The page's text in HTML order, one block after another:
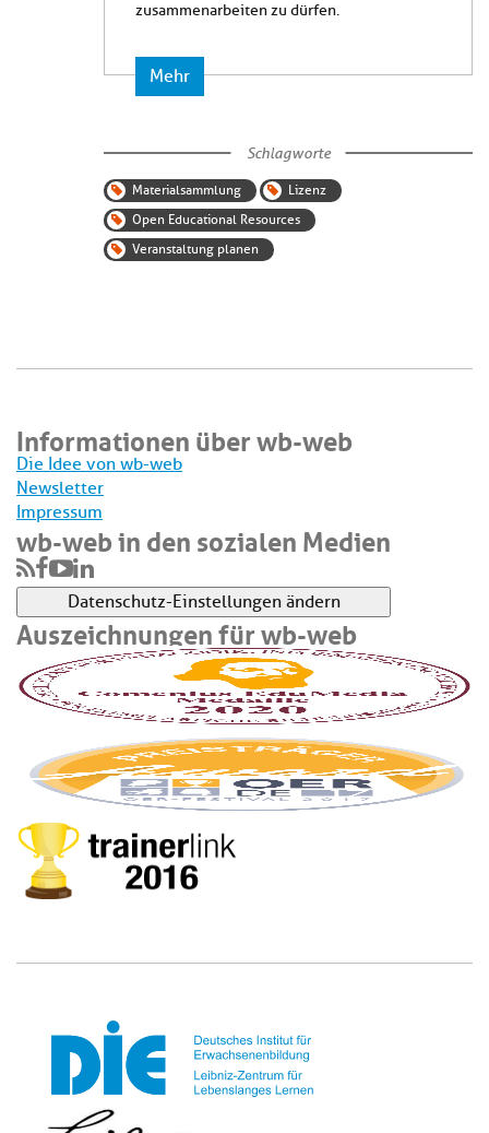
zusammenarbeiten zu dürfen.
Mehr
Schlagworte
Materialsammlung
Lizenz
Open Educational Resources
Veranstaltung planen
Informationen über wb-web
Die Idee von wb-web
Newsletter
Impressum
wb-web in den sozialen Medien
Datenschutz-Einstellungen ändern
Auszeichnungen für wb-web